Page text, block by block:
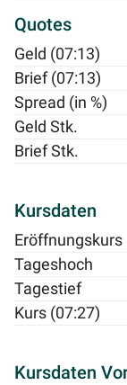
Quotes
Geld (07:13)
Brief (07:13)
Spread (in %)
Geld Stk.
Brief Stk.
Kursdaten
Eröffnungskurs
Tageshoch
Tagestief
Kurs (07:27)
Kursdaten